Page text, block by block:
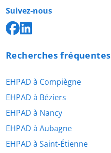
Suivez-nous
Recherches fréquentes
EHPAD à Compiègne
EHPAD à Béziers
EHPAD à Nancy
EHPAD à Aubagne
EHPAD à Saint-Étienne